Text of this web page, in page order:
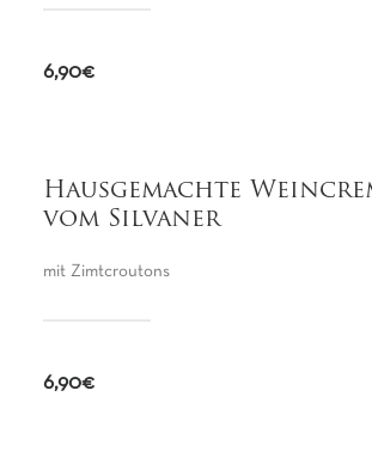
6,90€
Hausgemachte
vom Silvaner
mit Zimtcroutons
6,90€